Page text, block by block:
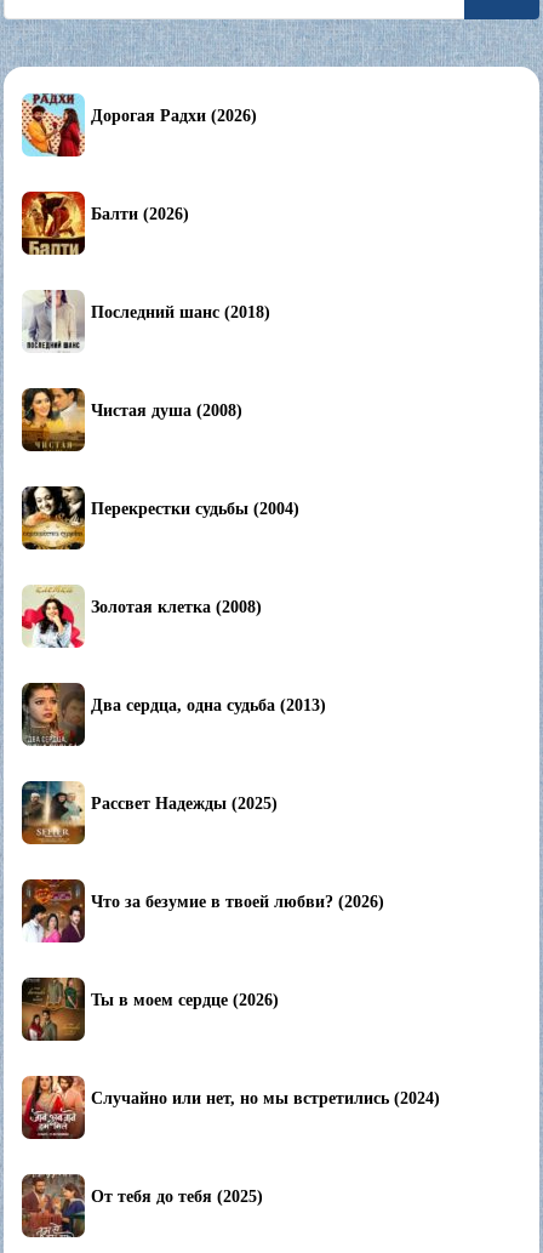
for:
Дорогая Радхи (2026)
Балти (2026)
Последний шанс (2018)
Чистая душа (2008)
Перекрестки судьбы (2004)
Золотая клетка (2008)
Два сердца, одна судьба (2013)
Рассвет Надежды (2025)
Что за безумие в твоей любви? (2026)
Ты в моем сердце (2026)
Случайно или нет, но мы встретились (2024)
От тебя до тебя (2025)